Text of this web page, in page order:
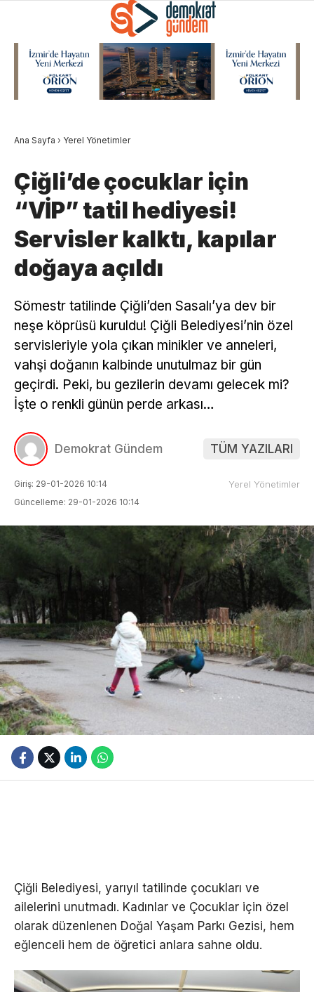
Ana Sayfa › Yerel Yönetimler
Çiğli’de çocuklar için
“VİP” tatil hediyesi!
Servisler kalktı, kapılar
doğaya açıldı
Sömestr tatilinde Çiğli’den Sasalı’ya dev bir
neşe köprüsü kuruldu! Çiğli Belediyesi’nin özel
servisleriyle yola çıkan minikler ve anneleri,
vahşi doğanın kalbinde unutulmaz bir gün
geçirdi. Peki, bu gezilerin devamı gelecek mi?
İşte o renkli günün perde arkası…
Demokrat Gündem TÜM YAZILARI
Giriş: 29-01-2026 10:14
Güncelleme: 29-01-2026 10:14
Yerel Yönetimler
Çiğli Belediyesi, yarıyıl tatilinde çocukları ve
ailelerini unutmadı. Kadınlar ve Çocuklar için özel
olarak düzenlenen Doğal Yaşam Parkı Gezisi, hem
eğlenceli hem de öğretici anlara sahne oldu.